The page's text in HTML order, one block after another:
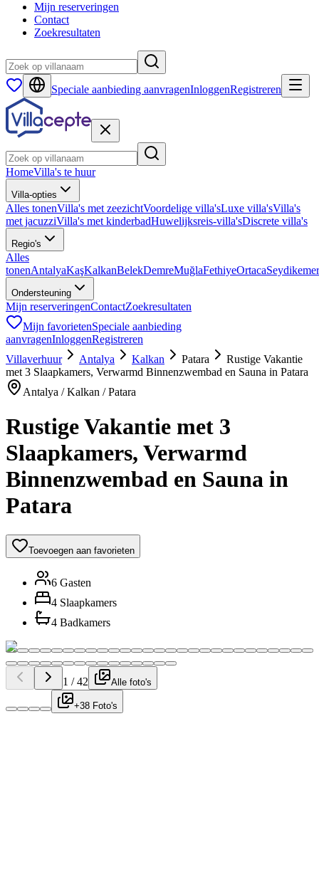
Mijn reserveringen
Contact
Zoekresultaten
Speciale aanbieding aanvragenInloggenRegistreren
HomeVilla's te huur
Villa-opties
Alles tonenVilla's met zeezichtVoordelige villa'sLuxe villa'sVilla's
met jacuzziVilla's met kinderbadHuwelijksreis-villa'sDiscrete villa's
Regio's
Alles
tonenAntalyaKaşKalkanBelekDemreMuğlaFethiyeOrtacaSeydikemer
Ondersteuning
Mijn reserveringenContactZoekresultaten
Mijn favorietenSpeciale aanbieding
aanvragenInloggenRegistreren
Villaverhuur
Antalya Kalkan Patara
Rustige Vakantie
met 3 Slaapkamers, Verwarmd Binnenzwembad en Sauna in Patara
Antalya / Kalkan / Patara
Rustige Vakantie met 3
Slaapkamers, Verwarmd
Binnenzwembad en Sauna in
Patara
Toevoegen aan favorieten
6 Gasten
4 Slaapkamers
4 Badkamers
1 /42 Alle foto's
+38 Foto's